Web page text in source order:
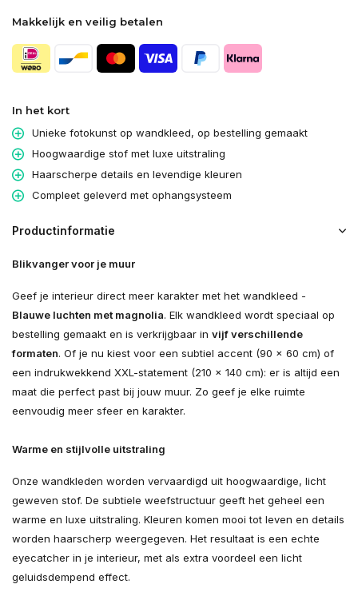
Makkelijk en veilig betalen
In het kort
Unieke fotokunst op wandkleed, op bestelling gemaakt
Hoogwaardige stof met luxe uitstraling
Haarscherpe details en levendige kleuren
Compleet geleverd met ophangsysteem
Productinformatie
Blikvanger voor je muur
Geef je interieur direct meer karakter met het wandkleed -
Blauwe luchten met magnolia. Elk wandkleed wordt speciaal op
bestelling gemaakt en is verkrijgbaar in vijf verschillende
formaten. Of je nu kiest voor een subtiel accent (90 × 60 cm) of
een indrukwekkend XXL-statement (210 × 140 cm): er is altijd een
maat die perfect past bij jouw muur. Zo geef je elke ruimte
eenvoudig meer sfeer en karakter.
Warme en stijlvolle uitstraling
Onze wandkleden worden vervaardigd uit hoogwaardige, licht
geweven stof. De subtiele weefstructuur geeft het geheel een
warme en luxe uitstraling. Kleuren komen mooi tot leven en details
worden haarscherp weergegeven. Het resultaat is een echte
eyecatcher in je interieur, met als extra voordeel een licht
geluidsdempend effect.